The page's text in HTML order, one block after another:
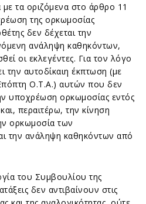
τα οριζόμενα στο άρθρο 11
της ορκωμοσίας
δεν δέχεται την
ανάληψη καθηκόντων,
οι εκλεγέντες. Για τον λόγο
αυτοδίκαιη έκπτωση (με
Ο.Τ.Α.) αυτών που δεν
υποχρέωση ορκωμοσίας εντός
περαιτέρω, την κίνηση
ορκωμοσία των
την ανάληψη καθηκόντων από
του Συμβουλίου της
δεν αντιβαίνουν στις